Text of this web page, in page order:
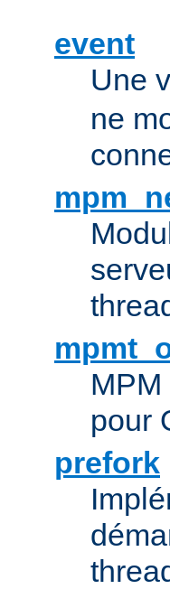
event
Une
ne
pour
prefork